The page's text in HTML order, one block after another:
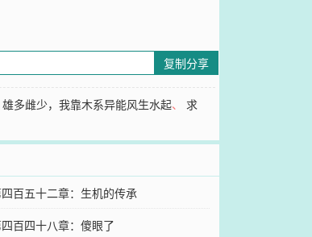
复制分享
雄多雌少，我靠木系异能风生水起、求
百五十二章：生机的传承
百四十八章：傻眼了